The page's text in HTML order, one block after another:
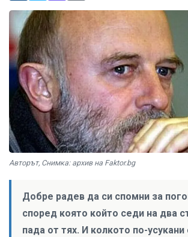
Авторът, Снимка: архив на Faktor.bg
Добре радев да си спомни за
според която който седи на два
пада от тях. И колкото по-